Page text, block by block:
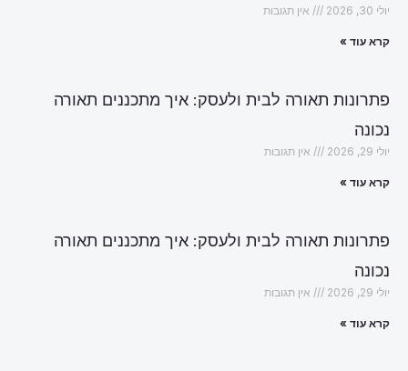
יולי 30, 2026 אין תגובות
קרא עוד »
פתרונות תאורה לבית ולעסק: איך מתכננים תאורה
נכונה
יולי 29, 2026 אין תגובות
קרא עוד »
פתרונות תאורה לבית ולעסק: איך מתכננים תאורה
נכונה
יולי 29, 2026 אין תגובות
קרא עוד »